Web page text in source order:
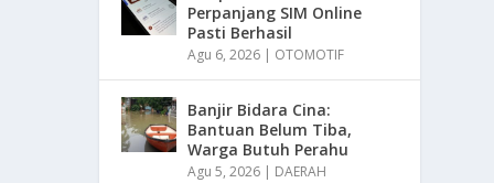
Perpanjang SIM Online
Pasti Berhasil
Agu 6, 2026 | OTOMOTIF
Banjir Bidara Cina:
Bantuan Belum Tiba,
Warga Butuh Perahu
Agu 5, 2026 | DAERAH